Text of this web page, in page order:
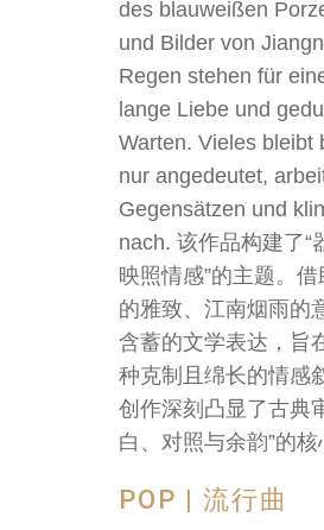
des blauweißen
und Bilder von
Regen stehen für
lange Liebe und
Warten. Vieles bleibt
nur angedeutet,
Gegensätzen und
nach. 该作品构建了“
映照情感”的主题。
的雅致、江南烟雨的
含蓄的文学表达，旨
种克制且绵长的情感
创作深刻凸显了古典
白、对照与余韵”的核
POP | 流行曲